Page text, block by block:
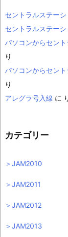
セントラルステー
セントラルステー
パソコンからセン
り
パソコンからセン
り
アレグラ号入線 に
カテゴリー
＞JAM2010
＞JAM2011
＞JAM2012
＞JAM2013